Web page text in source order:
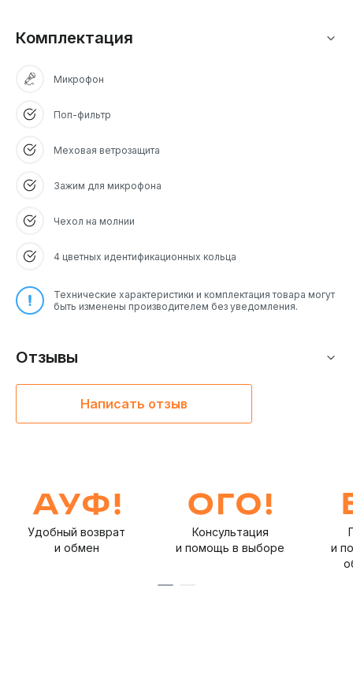
Комплектация
Микрофон
Поп-фильтр
Меховая ветрозащита
Зажим для микрофона
Чехол на молнии
4 цветных идентификационных кольца
Технические характеристики и комплектация товара могут
быть изменены производителем без уведомления.
Отзывы
Написать отзыв
Удобный возврат
и обмен
Консультация
и помощь в выборе
и